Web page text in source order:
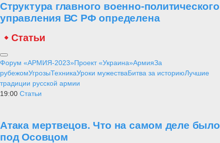
Структура главного военно-политического
управления ВС РФ определена
Статьи
Форум «АРМИЯ-2023»Проект «Украина»АрмияЗа
рубежомУгрозыТехникаУроки мужестваБитва за историюЛучшие
традиции русской армии
19:00 Статьи
Атака мертвецов. Что на самом деле было
под Осовцом